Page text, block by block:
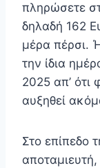
πληρώσετε
δηλαδή 162
μέρα πέρσι.
την ίδια
2025 απ’ ότι
αυξηθεί
Στο επίπεδο